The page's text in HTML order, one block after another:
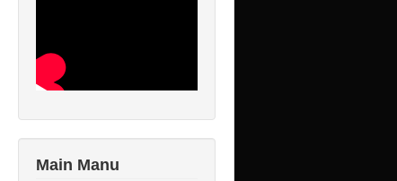
Main Manu